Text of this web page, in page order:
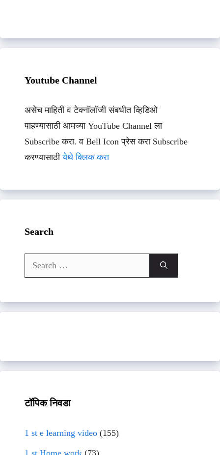
Youtube Channel
असेच माहिती व टेक्नॉलॉजी संबधीत व्हिडिओ
पाहण्यासाठी आमच्या YouTube Channel ला
Subscribe करा. व Bell Icon प्रेस करा Subscribe
करण्यासाठीयेथे क्लिक करा
Search
Search
for:
टॉपिक निवडा
1 st e learning video (155)